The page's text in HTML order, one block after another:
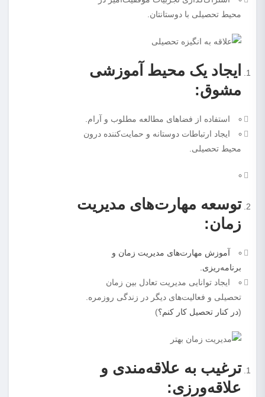
محیط تحصیلی با دوستانتان.
ایجاد یک محیط آموزشی
مشوق:
استفاده از فضاهای مطالعه مطلوب و آرام.
ایجاد ارتباطات دوستانه و حمایت‌کننده درون
محیط تحصیلی.
توسعه مهارت‌های مدیریت
زمان:
آموزش مهارت‌های مدیریت زمان و
برنامه‌ریزی.
ایجاد توانایی مدیریت تعادل بین زمان
تحصیلی و فعالیت‌های دیگر در زندگی روزمره.
(در کنار تحصیل کار کنم؟)
ترغیب به علاقه‌مندی و
علاقه‌ورزی: